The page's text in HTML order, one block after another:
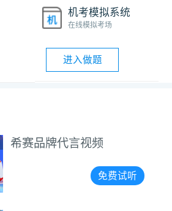
机考模拟系统
在线模拟考场
进入做题